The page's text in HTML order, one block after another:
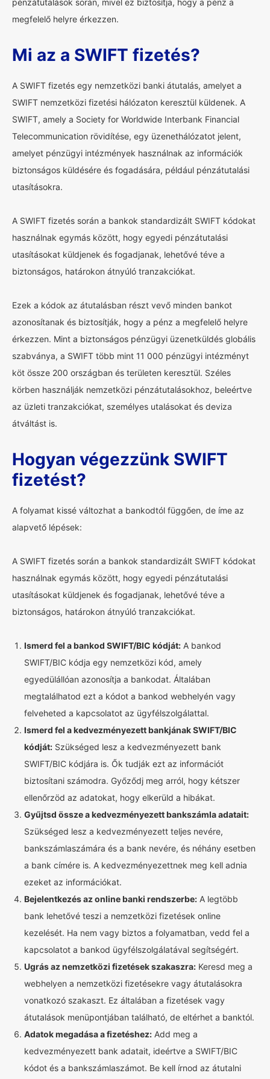
pénzátutalások során, mivel ez biztosítja, hogy a pénz a
megfelelő helyre érkezzen.
Mi az a SWIFT fizetés?
A SWIFT fizetés egy nemzetközi banki átutalás, amelyet a
SWIFT nemzetközi fizetési hálózaton keresztül küldenek. A
SWIFT, amely a Society for Worldwide Interbank Financial
Telecommunication rövidítése, egy üzenethálózatot jelent,
amelyet pénzügyi intézmények használnak az információk
biztonságos küldésére és fogadására, például pénzátutalási
utasításokra.
A SWIFT fizetés során a bankok standardizált SWIFT kódokat
használnak egymás között, hogy egyedi pénzátutalási
utasításokat küldjenek és fogadjanak, lehetővé téve a
biztonságos, határokon átnyúló tranzakciókat.
Ezek a kódok az átutalásban részt vevő minden bankot
azonosítanak és biztosítják, hogy a pénz a megfelelő helyre
érkezzen. Mint a biztonságos pénzügyi üzenetküldés globális
szabványa, a SWIFT több mint 11 000 pénzügyi intézményt
köt össze 200 országban és területen keresztül. Széles
körben használják nemzetközi pénzátutalásokhoz, beleértve
az üzleti tranzakciókat, személyes utalásokat és deviza
átváltást is.
Hogyan végezzünk SWIFT
fizetést?
A folyamat kissé változhat a bankodtól függően, de íme az
alapvető lépések:
A SWIFT fizetés során a bankok standardizált SWIFT kódokat
használnak egymás között, hogy egyedi pénzátutalási
utasításokat küldjenek és fogadjanak, lehetővé téve a
biztonságos, határokon átnyúló tranzakciókat.
Ismerd fel a bankod SWIFT/BIC kódját: A bankod
SWIFT/BIC kódja egy nemzetközi kód, amely
egyedülállóan azonosítja a bankodat. Általában
megtalálhatod ezt a kódot a bankod webhelyén vagy
felveheted a kapcsolatot az ügyfélszolgálattal.
Ismerd fel a kedvezményezett bankjának SWIFT/BIC
kódját: Szükséged lesz a kedvezményezett bank
SWIFT/BIC kódjára is. Ők tudják ezt az információt
biztosítani számodra. Győződj meg arról, hogy kétszer
ellenőrzöd az adatokat, hogy elkerüld a hibákat.
Gyűjtsd össze a kedvezményezett bankszámla adatait:
Szükséged lesz a kedvezményezett teljes nevére,
bankszámlaszámára és a bank nevére, és néhány esetben
a bank címére is. A kedvezményezettnek meg kell adnia
ezeket az információkat.
Bejelentkezés az online banki rendszerbe: A legtöbb
bank lehetővé teszi a nemzetközi fizetések online
kezelését. Ha nem vagy biztos a folyamatban, vedd fel a
kapcsolatot a bankod ügyfélszolgálatával segítségért.
Ugrás az nemzetközi fizetések szakaszra: Keresd meg a
webhelyen a nemzetközi fizetésekre vagy átutalásokra
vonatkozó szakaszt. Ez általában a fizetések vagy
átutalások menüpontjában található, de eltérhet a banktól.
Adatok megadása a fizetéshez: Add meg a
kedvezményezett bank adatait, ideértve a SWIFT/BIC
kódot és a bankszámlaszámot. Be kell írnod az átutalni